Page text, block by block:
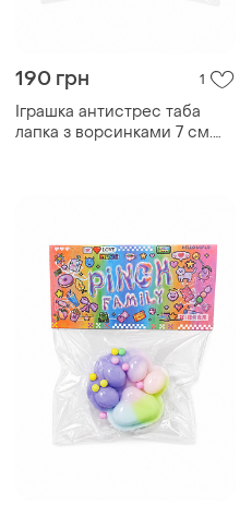
190 грн 1
Іграшка антистрес таба
лапка з ворсинками 7 см.